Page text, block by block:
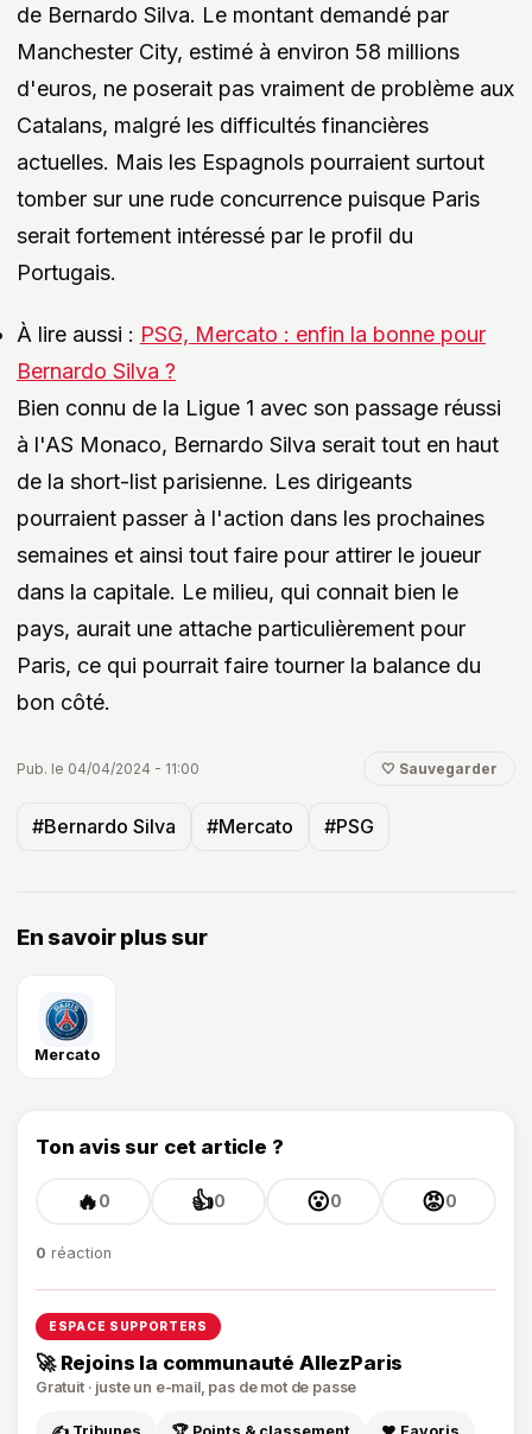
de Bernardo Silva. Le montant demandé par
Manchester City, estimé à environ 58 millions
d'euros, ne poserait pas vraiment de problème aux
Catalans, malgré les difficultés financières
actuelles. Mais les Espagnols pourraient surtout
tomber sur une rude concurrence puisque Paris
serait fortement intéressé par le profil du
Portugais.
À lire aussi : PSG, Mercato : enfin la bonne pour
Bernardo Silva ?
Bien connu de la Ligue 1 avec son passage réussi
à l'AS Monaco, Bernardo Silva serait tout en haut
de la short-list parisienne. Les dirigeants
pourraient passer à l'action dans les prochaines
semaines et ainsi tout faire pour attirer le joueur
dans la capitale. Le milieu, qui connait bien le
pays, aurait une attache particulièrement pour
Paris, ce qui pourrait faire tourner la balance du
bon côté.
Pub. le 04/04/2024 - 11:00 🤍 Sauvegarder
#Bernardo Silva #Mercato #PSG
En savoir plus sur
Mercato
Ton avis sur cet article ?
🔥0 👍0 😮0 😡0
0 réaction
ESPACE SUPPORTERS
🚀 Rejoins la communauté AllezParis
Gratuit · juste un e-mail, pas de mot de passe